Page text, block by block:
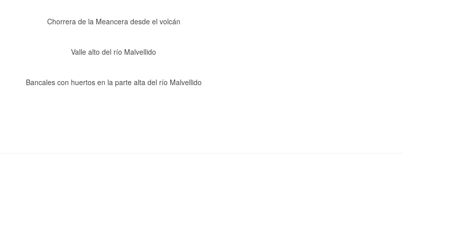
Chorrera de la Meancera desde el volcán
Valle alto del río Malvellido
Bancales con huertos en la parte alta del río Malvellido